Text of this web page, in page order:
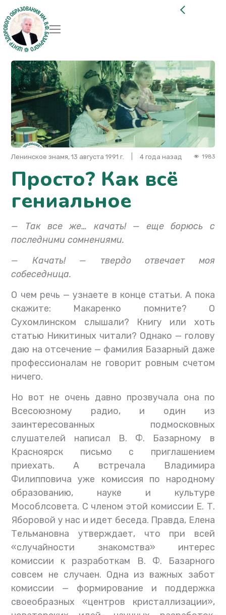
Ленинское знамя, 13 августа 1991 г. 4 года назад 1983
Просто? Как всё
гениальное
— Так все же… качать! — еще борюсь с
последними сомнениями.
— Качать! — твердо отвечает моя
собеседница.
О чем речь — узнаете в конце статьи. А пока
скажите: Макаренко помните? О
Сухомлинском слышали? Книгу или хоть
статью Никитиных читали? Однако — голову
даю на отсечение — фамилия Базарный даже
профессионалам не говорит ровным счетом
ничего.
Но вот не очень давно прозвучала она по
Всесоюзному радио, и один из
заинтересованных подмосковных
слушателей написал В. Ф. Базарному в
Красноярск письмо с приглашением
приехать. А встречала Владимира
Филипповича уже комиссия по народному
образованию, науке и культуре
Мособлсовета. С членом этой комиссии Е. Т.
Яборовой у нас и идет беседа. Правда, Елена
Тельмановна утверждает, что при всей
«случайности знакомства» интерес
комиссии к разработкам В. Ф. Базарного
совсем не случаен. Одна из важных забот
комиссии — формирование и поддержка
своеобразных «центров кристаллизации»,